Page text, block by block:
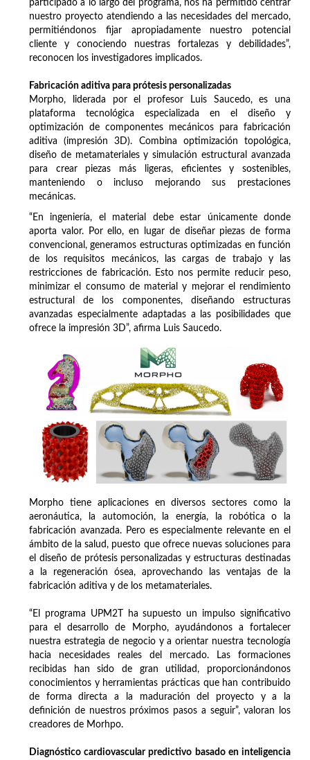
participado a lo largo del programa, nos ha permitido centrar
nuestro proyecto atendiendo a las necesidades del mercado,
permitiéndonos fijar apropiadamente nuestro potencial
cliente y conociendo nuestras fortalezas y debilidades”,
reconocen los investigadores implicados.
Fabricación aditiva para prótesis personalizadas
Morpho, liderada por el profesor Luis Saucedo, es una
plataforma tecnológica especializada en el diseño y
optimización de componentes mecánicos para fabricación
aditiva (impresión 3D). Combina optimización topológica,
diseño de metamateriales y simulación estructural avanzada
para crear piezas más ligeras, eficientes y sostenibles,
manteniendo o incluso mejorando sus prestaciones
mecánicas.
“En ingeniería, el material debe estar únicamente donde
aporta valor. Por ello, en lugar de diseñar piezas de forma
convencional, generamos estructuras optimizadas en función
de los requisitos mecánicos, las cargas de trabajo y las
restricciones de fabricación. Esto nos permite reducir peso,
minimizar el consumo de material y mejorar el rendimiento
estructural de los componentes, diseñando estructuras
avanzadas especialmente adaptadas a las posibilidades que
ofrece la impresión 3D”, afirma Luis Saucedo.
Morpho tiene aplicaciones en diversos sectores como la
aeronáutica, la automoción, la energía, la robótica o la
fabricación avanzada. Pero es especialmente relevante en el
ámbito de la salud, puesto que ofrece nuevas soluciones para
el diseño de prótesis personalizadas y estructuras destinadas
a la regeneración ósea, aprovechando las ventajas de la
fabricación aditiva y de los metamateriales.
“El programa UPM2T ha supuesto un impulso significativo
para el desarrollo de Morpho, ayudándonos a fortalecer
nuestra estrategia de negocio y a orientar nuestra tecnología
hacia necesidades reales del mercado. Las formaciones
recibidas han sido de gran utilidad, proporcionándonos
conocimientos y herramientas prácticas que han contribuido
de forma directa a la maduración del proyecto y a la
definición de nuestros próximos pasos a seguir”, valoran los
creadores de Morhpo.
Diagnóstico cardiovascular predictivo basado en inteligencia